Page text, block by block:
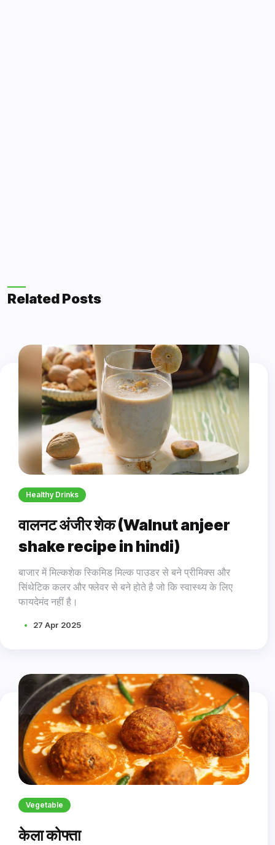
Related Posts
Healthy Drinks
वालनट अंजीर शेक (Walnut anjeer
shake recipe in hindi)
बाजार में मिल्कशेक स्किमिड मिल्क पाउडर से बने प्रीमिक्स और
सिंथेटिक कलर और फ्लेवर से बने होते है जो कि स्वास्थ्य के लिए
फायदेमंद नहीं है।
27 Apr 2025
Vegetable
केला कोफ्ता